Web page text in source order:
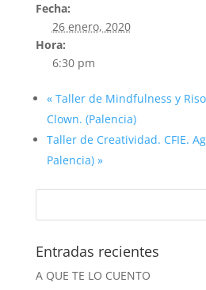
Fecha:
26 enero, 2020
Hora:
6:30 pm
«Taller de Mindfulness y
Clown. (Palencia)
Taller de Creatividad. CFIE.
Palencia) »
Entradas recientes
A QUE TE LO CUENTO